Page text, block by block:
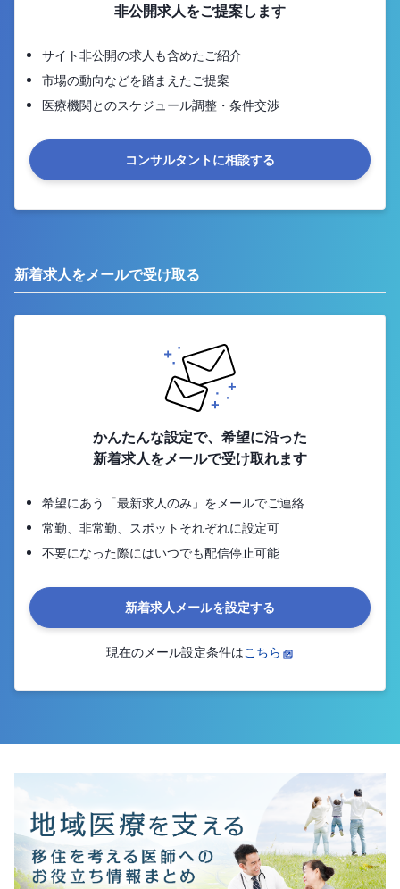
非公開求人をご提案します
サイト非公開の求人も含めたご紹介
市場の動向などを踏まえたご提案
医療機関とのスケジュール調整・条件交渉
コンサルタントに相談する
新着求人をメールで受け取る
かんたんな設定で、希望に沿った
新着求人をメールで受け取れます
希望にあう「最新求人のみ」をメールでご連絡
常勤、非常勤、スポットそれぞれに設定可
不要になった際にはいつでも配信停止可能
新着求人メールを設定する
現在のメール設定条件はこちら